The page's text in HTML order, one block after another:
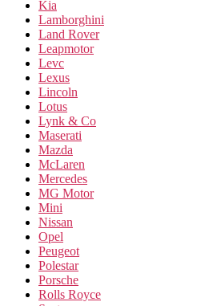
Kia
Lamborghini
Land Rover
Leapmotor
Levc
Lexus
Lincoln
Lotus
Lynk & Co
Maserati
Mazda
McLaren
Mercedes
MG Motor
Mini
Nissan
Opel
Peugeot
Polestar
Porsche
Rolls Royce